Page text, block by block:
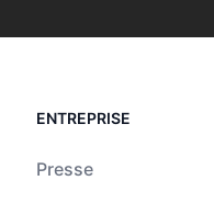
ENTREPRISE
Presse